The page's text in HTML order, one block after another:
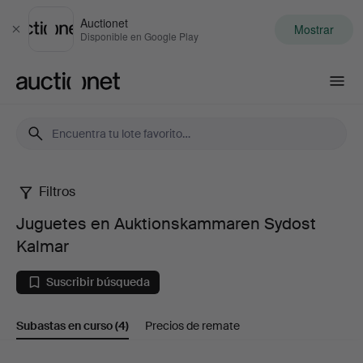
Cerrar
Auctionet
Disponible en Google Play Mostrar
Juguetes
en
Auktionskammaren
Sydost
Filtros
Juguetes en Auktionskammaren Sydost
Kalmar
Suscribir búsqueda
Subastas en curso(4) Precios de remate